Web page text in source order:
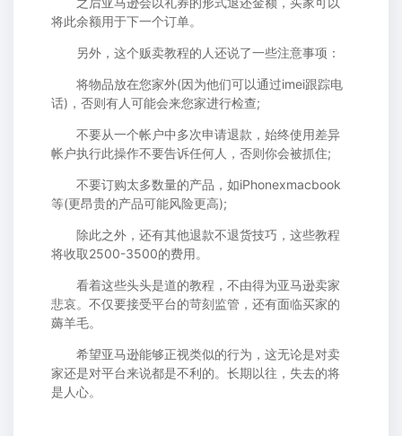
将此余额用于下一个订单。
另外，这个贩卖教程的人还说了一些注意事项：
将物品放在您家外(因为他们可以通过imei跟踪电
话)，否则有人可能会来您家进行检查;
不要从一个帐户中多次申请退款，始终使用差异
帐户执行此操作不要告诉任何人，否则你会被抓住;
不要订购太多数量的产品，如iPhonexmacbook
等(更昂贵的产品可能风险更高);
除此之外，还有其他退款不退货技巧，这些教程
将收取2500-3500的费用。
看着这些头头是道的教程，不由得为亚马逊卖家
悲哀。不仅要接受平台的苛刻监管，还有面临买家的
薅羊毛。
希望亚马逊能够正视类似的行为，这无论是对卖
家还是对平台来说都是不利的。长期以往，失去的将
是人心。